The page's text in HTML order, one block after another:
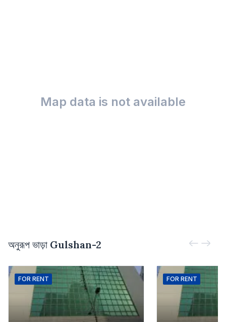
Map data is not available
অনুরূপ ভাড়া Gulshan-2
FOR RENT FOR RENT